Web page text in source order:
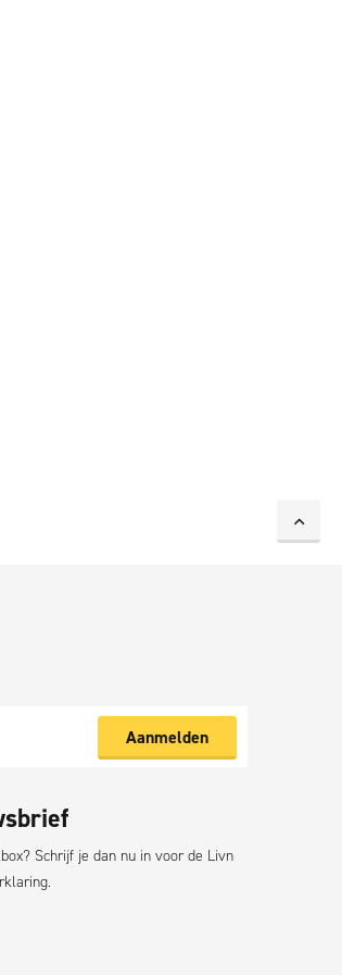
Aanmelden
Schrijf je dan nu in voor de Livn